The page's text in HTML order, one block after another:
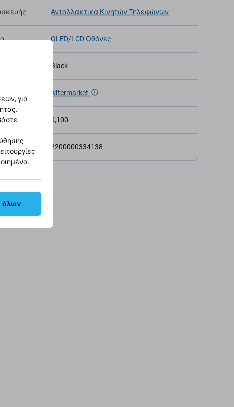
Ανταλλακτικά Κινητών Τηλεφώνων
OLED/LCD Οθόνες
Black
Aftermarket
(kg) 0,100
2200000334138
για
όλων